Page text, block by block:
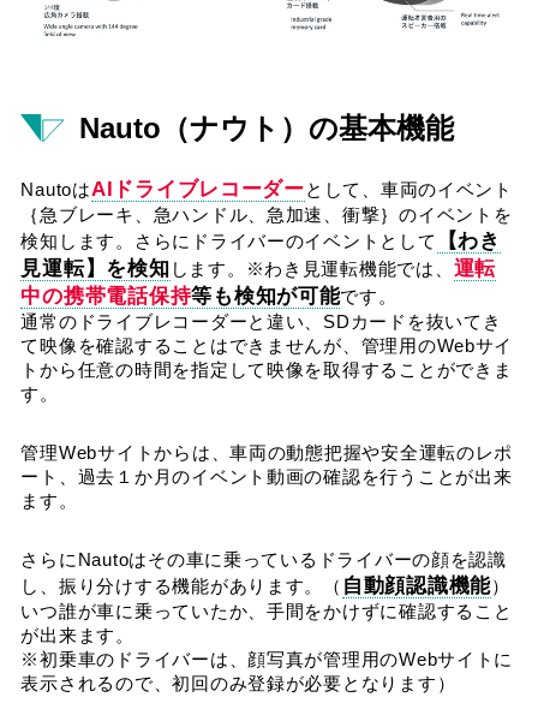
Nauto（ナウト）の基本機能
NautoはAIドライブレコーダーとして、車両のイベント
｛急ブレーキ、急ハンドル、急加速、衝撃｝のイベントを
検知します。さらにドライバーのイベントとして
【わき
見運転】を検知 します。※わき見運転機能では、 運転
中の携帯電話保持等も検知が可能です。
通常のドライブレコーダーと違い、SDカードを抜いてき
て映像を確認することはできませんが、管理用のWebサイ
トから任意の時間を指定して映像を取得することができま
す。
管理Webサイトからは、車両の動態把握や安全運転のレポ
ート、過去１か月のイベント動画の確認を行うことが出来
ます。
さらにNautoはその車に乗っているドライバーの顔を認識
し、振り分けする機能があります。（ 自動顔認識機能）
いつ誰が車に乗っていたか、手間をかけずに確認すること
が出来ます。
※初乗車のドライバーは、顔写真が管理用のWebサイトに
表示されるので、初回のみ登録が必要となります）